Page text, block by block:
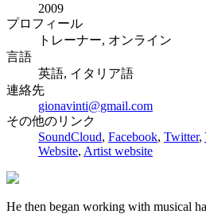
2009
プロフィール
トレーナー, オンライン
言語
英語, イタリア語
連絡先
gionavinti@gmail.com
その他のリンク
SoundCloud, Facebook, Twitter,
Website, Artist website
He then began working with musical